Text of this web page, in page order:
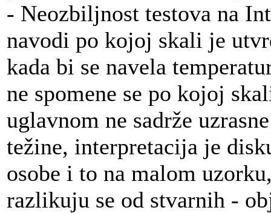
- Neozbiljnost testova na
navodi po kojoj skali je
kada bi se navela
ne spomene se po kojoj
uglavnom ne sadrže
težine, interpretacija je
osobe i to na malom
razlikuju se od stvarnih -